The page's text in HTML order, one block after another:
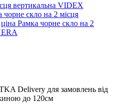
вертикальна VIDEX
скло на 2 місця
ціна Рамка чорне скло на 2
Delivery для замовлень від
до 120см